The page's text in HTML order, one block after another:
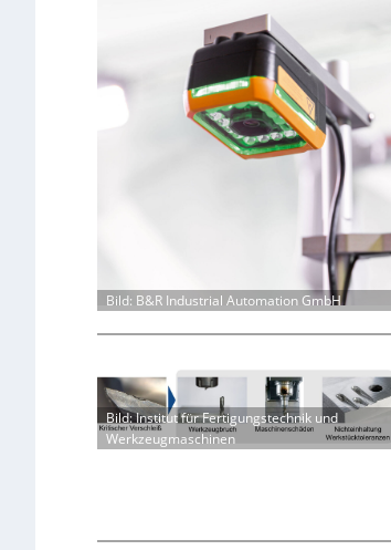
Bild: B&R Industrial Automation GmbH
Bild: Institut für Fertigungstechnik und
Werkzeugmaschinen